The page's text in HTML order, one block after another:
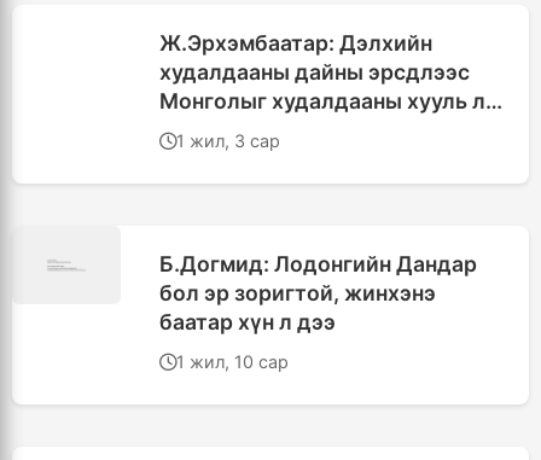
Ж.Эрхэмбаатар: Дэлхийн
худалдааны дайны эрсдлээс
Монголыг худалдааны хууль л
хамгаална
1 жил, 3 сар
Б.Догмид: Лодонгийн Дандар
бол эр зоригтой, жинхэнэ
баатар хүн л дээ
1 жил, 10 сар